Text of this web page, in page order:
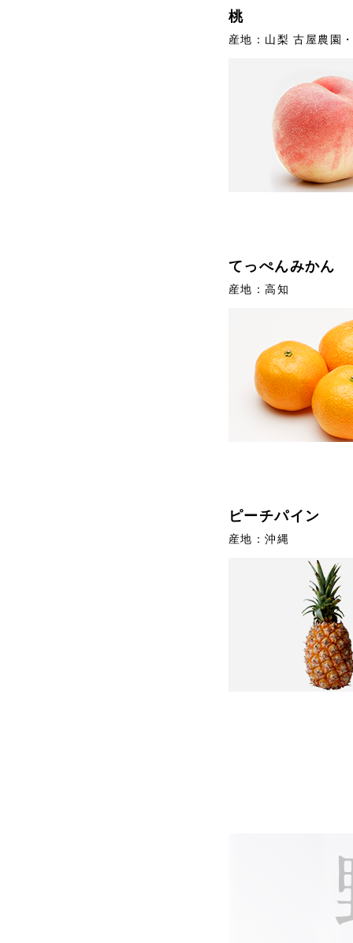
桃
産地：山梨 古屋農園
てっぺんみかん
産地：高知
ピーチパイン
産地：沖縄